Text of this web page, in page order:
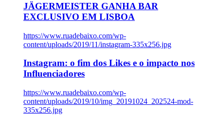
JÄGERMEISTER GANHA BAR
EXCLUSIVO EM LISBOA
https://www.ruadebaixo.com/wp-
content/uploads/2019/11/instagram-335x256.jpg
Instagram: o fim dos Likes e o impacto nos
Influenciadores
https://www.ruadebaixo.com/wp-
content/uploads/2019/10/img_20191024_202524-mod-
335x256.jpg